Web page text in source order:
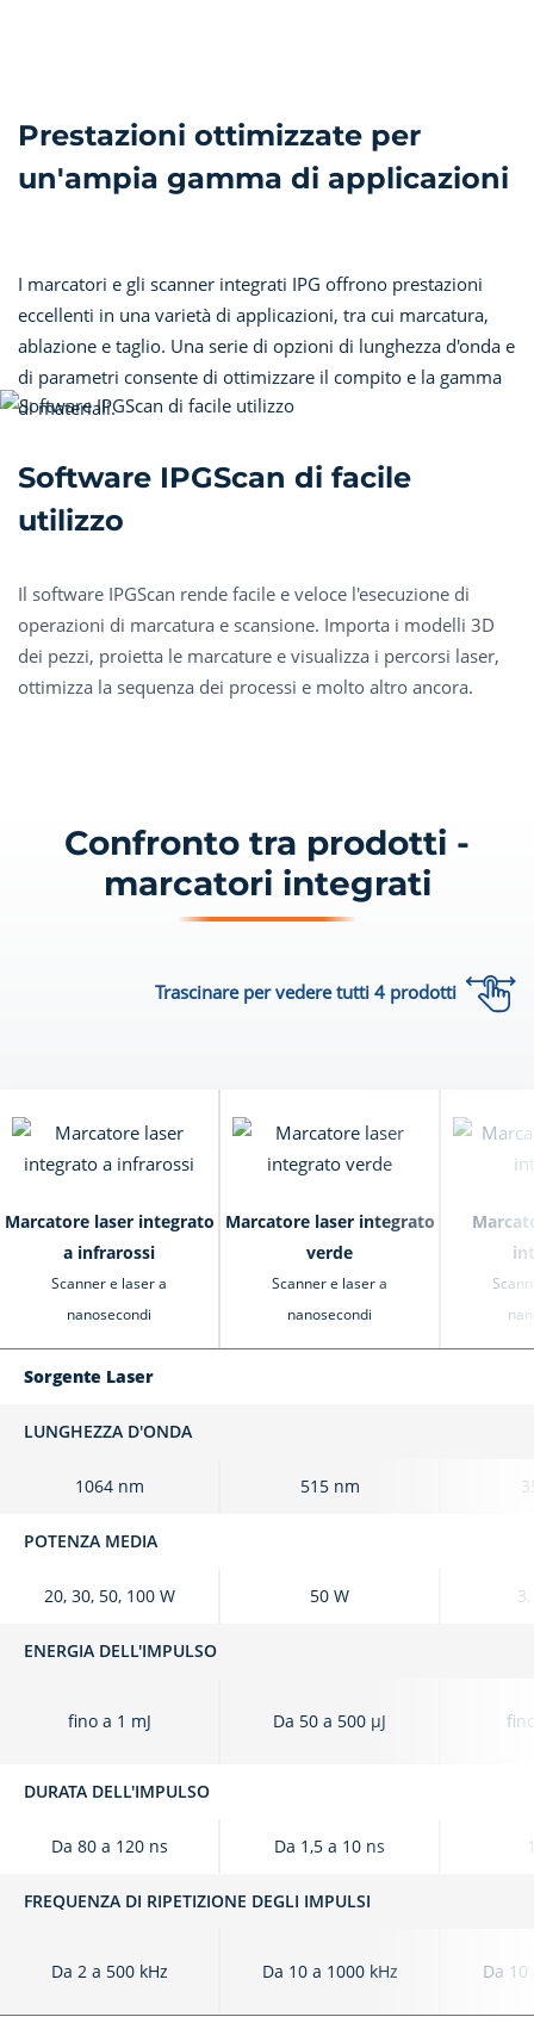
Prestazioni ottimizzate per
un'ampia gamma di applicazioni
I marcatori e gli scanner integrati IPG offrono prestazioni
eccellenti in una varietà di applicazioni, tra cui marcatura,
ablazione e taglio. Una serie di opzioni di lunghezza d'onda e
di parametri consente di ottimizzare il compito e la gamma
di materiali.
Software IPGScan di facile
utilizzo
Il software IPGScan rende facile e veloce l'esecuzione di
operazioni di marcatura e scansione. Importa i modelli 3D
dei pezzi, proietta le marcature e visualizza i percorsi laser,
ottimizza la sequenza dei processi e molto altro ancora.
Confronto tra prodotti -
marcatori integrati
Trascinare per vedere tutti 4 prodotti
Marcatore laser integrato
a infrarossi
Marcatore laser integrato
verde
Scanner e laser a
nanosecondi
Scanner e laser a
nanosecondi
Sorgente Laser
LUNGHEZZA D'ONDA
1064 nm 515 nm
POTENZA MEDIA
20, 30, 50, 100 W 50 W
ENERGIA DELL'IMPULSO
fino a 1 mJ Da 50 a 500 μJ
DURATA DELL'IMPULSO
Da 80 a 120 ns Da 1,5 a 10 ns
FREQUENZA DI RIPETIZIONE DEGLI IMPULSI
Da 2 a 500 kHz Da 10 a 1000 kHz Da 10